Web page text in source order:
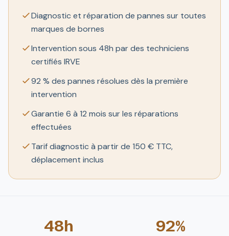
Diagnostic et réparation de pannes sur toutes
marques de bornes
Intervention sous 48h par des techniciens
certifiés IRVE
92 % des pannes résolues dès la première
intervention
Garantie 6 à 12 mois sur les réparations
effectuées
Tarif diagnostic à partir de 150 € TTC,
déplacement inclus
48h 92%